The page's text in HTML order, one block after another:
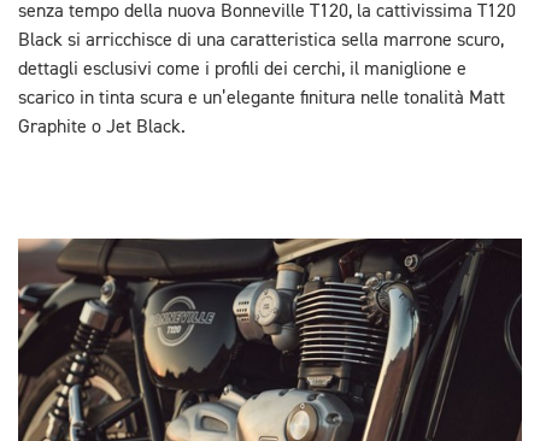
senza tempo della nuova Bonneville T120, la cattivissima T120
Black si arricchisce di una caratteristica sella marrone scuro,
dettagli esclusivi come i profili dei cerchi, il maniglione e
scarico in tinta scura e un’elegante finitura nelle tonalità Matt
Graphite o Jet Black.